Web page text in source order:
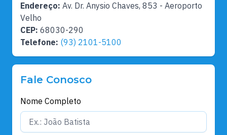
Endereço: Av. Dr. Anysio Chaves, 853 - Aeroporto
Velho
CEP: 68030-290
Telefone: (93) 2101-5100
Fale Conosco
Nome Completo